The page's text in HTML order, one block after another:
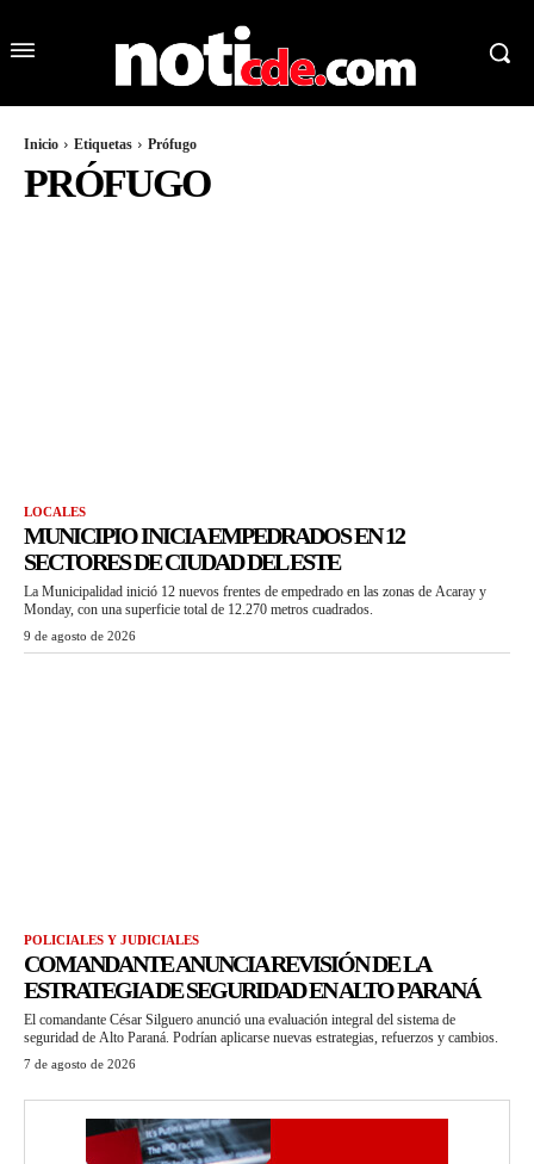
Inicio Etiquetas Prófugo
PRÓFUGO
LOCALES
MUNICIPIO INICIA EMPEDRADOS EN 12
SECTORES DE CIUDAD DEL ESTE
La Municipalidad inició 12 nuevos frentes de empedrado en las zonas de Acaray y
Monday, con una superficie total de 12.270 metros cuadrados.
9 de agosto de 2026
POLICIALES Y JUDICIALES
COMANDANTE ANUNCIA REVISIÓN DE LA
ESTRATEGIA DE SEGURIDAD EN ALTO PARANÁ
El comandante César Silguero anunció una evaluación integral del sistema de
seguridad de Alto Paraná. Podrían aplicarse nuevas estrategias, refuerzos y cambios.
7 de agosto de 2026